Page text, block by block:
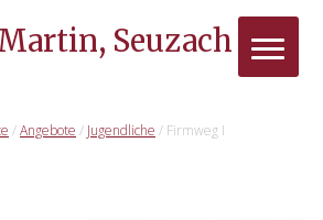
Seuzach
/Angebote / Jugendliche / Firmweg I